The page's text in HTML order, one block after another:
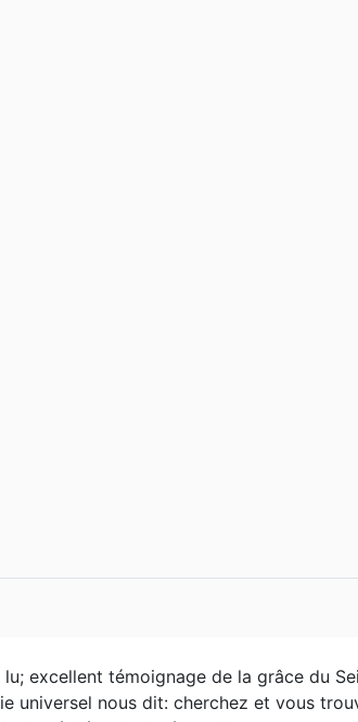
lu; excellent témoignage de la grâce du
universel nous dit: cherchez et vous